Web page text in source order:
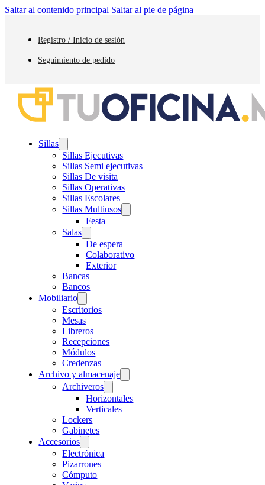
Saltar al contenido principal Saltar al pie de página
Registro / Inicio de sesión
Seguimiento de pedido
Sillas
Sillas Ejecutivas
Sillas Semi ejecutivas
Sillas De visita
Sillas Operativas
Sillas Escolares
Sillas Multiusos
Festa
Salas
De espera
Colaborativo
Exterior
Bancas
Bancos
Mobiliario
Escritorios
Mesas
Libreros
Recepciones
Módulos
Credenzas
Archivo y almacenaje
Archiveros
Horizontales
Verticales
Lockers
Gabinetes
Accesorios
Electrónica
Pizarrones
Cómputo